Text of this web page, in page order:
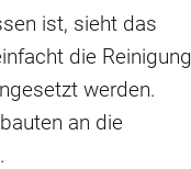
ist, sieht das
die Reinigung
werden.
an die